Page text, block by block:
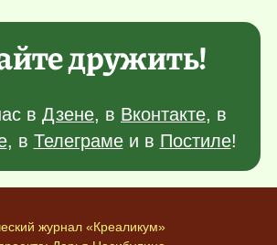
дружить!
в Дзене, в Вконтакте, в
, в Телеграмеи в Постиле!
журнал «Креаликум»